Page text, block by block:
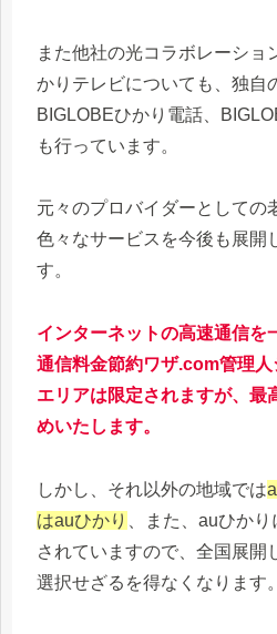
また他社の光コラボレーショ
かりテレビについても、独自
BIGLOBEひかり電話、
も行っています。
元々のプロバイダーとしての
色々なサービスを今後も展開
す。
インターネットの高速通信を
通信料金節約ワザ.com管理人
エリアは限定されますが、最
めいたします。
しかし、それ以外の地域では
はauひかり
、また、auひか
されていますので、全国展開
選択せざるを得なくなります。